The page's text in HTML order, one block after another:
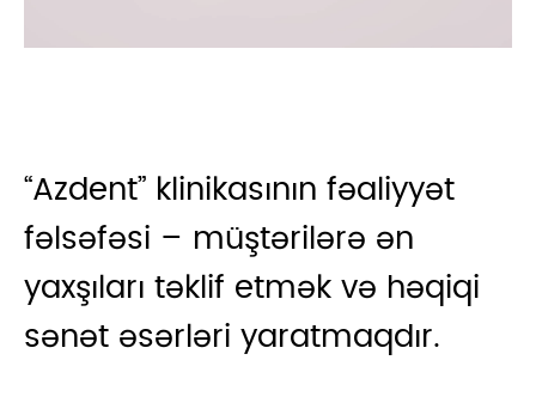
“Azdent” klinikasının fəaliyyət
fəlsəfəsi – müştərilərə ən
yaxşıları təklif etmək və həqiqi
sənət əsərləri yaratmaqdır.